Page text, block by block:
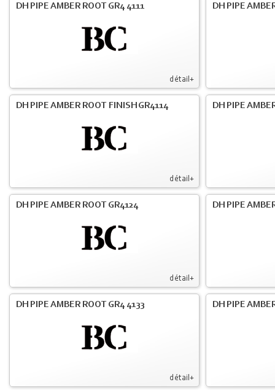
détail+
DH PIPE AMBER ROOT GR4 4111 DH PIPE
détail+
DH PIPE AMBER ROOT FINISH GR4114 DH PIPE
détail+
DH PIPE AMBER ROOT GR4124 DH PIPE
détail+
DH PIPE AMBER ROOT GR4 4133 DH PIPE